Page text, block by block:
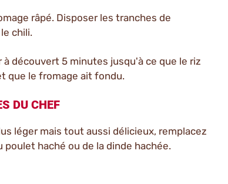
râpé. Disposer les tranches de
chili.
à découvert 5 minutes jusqu'à ce que le riz
que le fromage ait fondu.
DU CHEF
léger mais tout aussi délicieux, remplacez
poulet haché ou de la dinde hachée.